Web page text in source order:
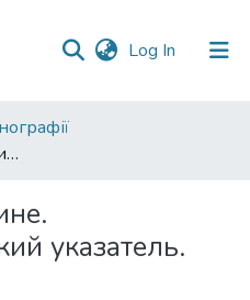
Log In (current)
Эхинацея в Украине. Библиографический указатель. 1915-2012
указатель.